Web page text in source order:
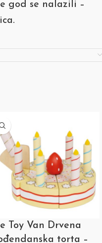
god se nalazili –
Toy Van Drvena
torta –